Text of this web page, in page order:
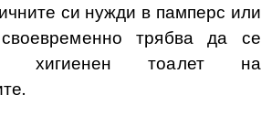
си нужди в памперс или
своевременно трябва да се
хигиенен тоалет на